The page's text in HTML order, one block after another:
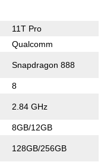
11T Pro
Qualcomm
Snapdragon 888
8
2.84 GHz
8GB/12GB
128GB/256GB